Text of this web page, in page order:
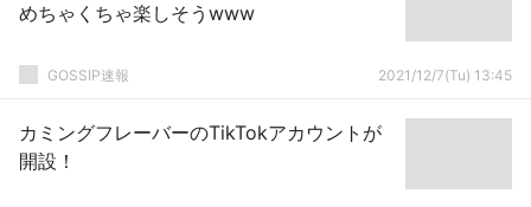
めちゃくちゃ楽しそうwww
GOSSIP速報 2021/12/7(Tu) 13:45
カミングフレーバーのTikTokアカウントが
開設！